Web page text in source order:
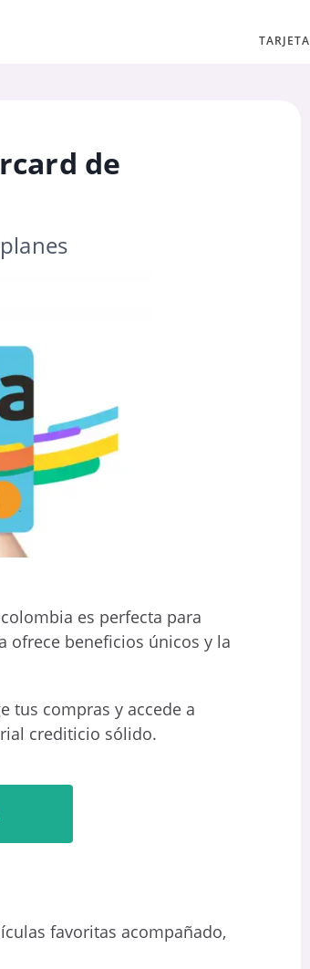
de
es perfecta para
ofrece beneficios únicos y la
tus compras y accede a
crediticio sólido.
favoritas acompañado,